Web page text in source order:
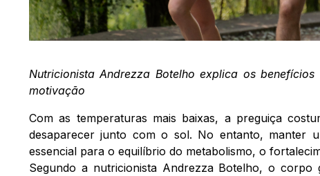
Nutricionista Andrezza Botelho explica os
motivação
Com as temperaturas mais baixas, a preguiça
desaparecer junto com o sol. No entanto, manter
essencial para o equilíbrio do metabolismo, o
Segundo a nutricionista Andrezza Botelho, o